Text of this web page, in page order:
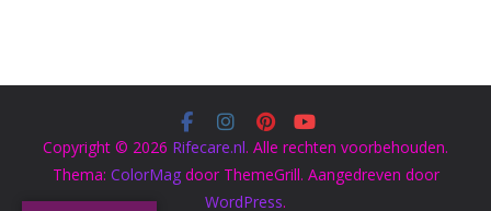
Copyright © 2026 Rifecare.nl. Alle rechten voorbehouden.
Thema: ColorMagdoor ThemeGrill. Aangedreven door
WordPress.